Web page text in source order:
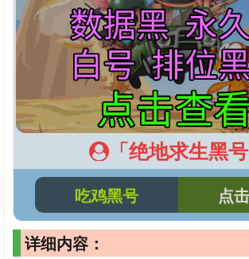
「绝地求生黑号
吃鸡黑号 点
详细内容：